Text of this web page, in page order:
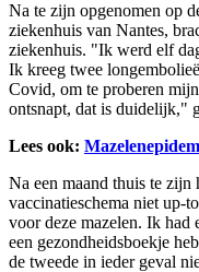
Na te zijn opgenomen op
ziekenhuis van Nantes,
ziekenhuis. "Ik werd elf
Ik kreeg twee
Covid, om te proberen
ontsnapt, dat is duidelijk,"
Lees ook:
Na een maand thuis te
vaccinatieschema niet up-
voor deze mazelen. Ik
een gezondheidsboekje
de tweede in ieder geval